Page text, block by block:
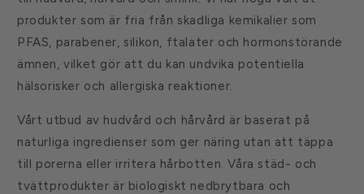
s
o
m
k
a
n
d
produkter som är fria från skadliga kemikalier som
PFAS, parabener, silikon, ftalater och hormonstörande
ämnen, vilket gör att du kan undvika potentiella
hälsorisker och allergiska reaktioner.
Vårt utbud av hudvård och hårvård är baserat på
naturliga ingredienser som ger näring utan att täppa
till porerna eller irritera hårbotten. Våra städ- och
tvättprodukter är biologiskt nedbrytbara och